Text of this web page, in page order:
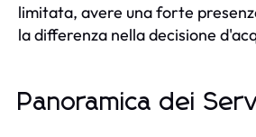
limitata, avere una forte
la differenza nella decisione
Panoramica dei